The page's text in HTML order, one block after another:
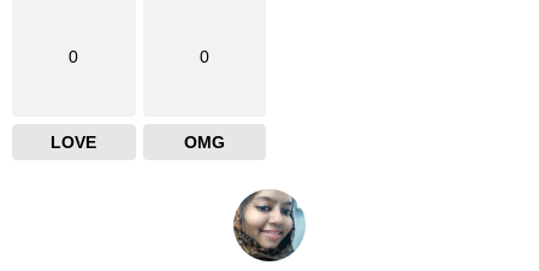
0
LOVE
0
OMG